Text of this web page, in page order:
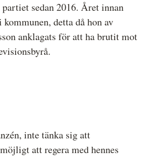
sedan 2016. Året innan
detta då hon av
anklagats för att ha brutit mot
inte tänka sig att
att regera med hennes